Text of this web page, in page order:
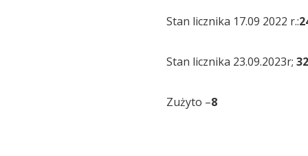
Stan licznika 17.09 2022 r.:
Stan licznika 23.09.2023r; 32
Zużyto –8